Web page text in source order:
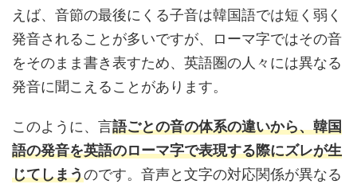
えば、音節の最後にくる子音は韓国語では短く弱く
発音されることが多いですが、ローマ字ではその音
をそのまま書き表すため、英語圏の人々には異なる
発音に聞こえることがあります。
このように、言語ごとの音の体系の違いから、韓国
語の発音を英語のローマ字で表現する際にズレが生
じてしまうのです。音声と文字の対応関係が異なる